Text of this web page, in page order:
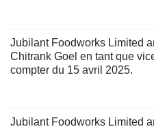
Jubilant Foodworks Limited
Chitrank Goel en tant que
compter du 15 avril 2025.
Jubilant Foodworks Limited